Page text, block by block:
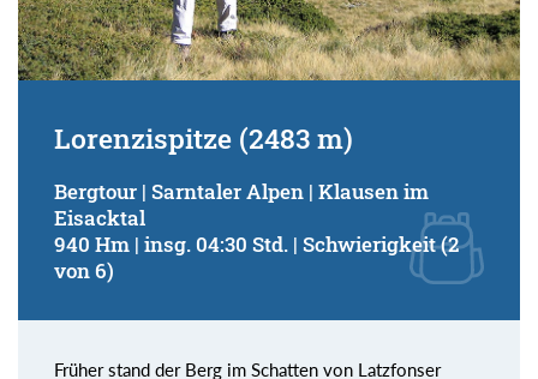
Lorenzispitze (2483 m)
Bergtour | Sarntaler Alpen | Klausen im
Eisacktal
940 Hm | insg. 04:30 Std. | Schwierigkeit (2
von 6)
Früher stand der Berg im Schatten von Latzfonser